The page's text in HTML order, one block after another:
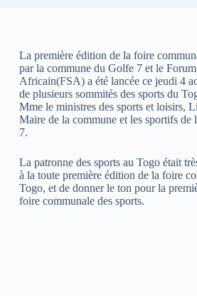
La première édition de la foire
par la commune du Golfe 7 et le
Africain(FSA) a été lancée ce jeudi 4
de plusieurs sommités des sports du
Mme le ministres des sports et loisirs,
Maire de la commune et les sportifs de
7.
La patronne des sports au Togo était
à la toute première édition de la foire
Togo, et de donner le ton pour la
foire communale des sports.